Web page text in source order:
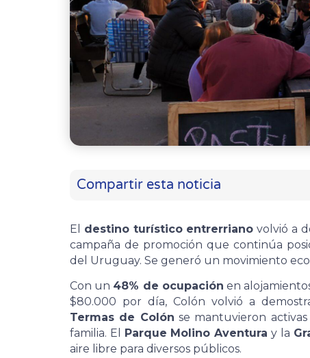
Compartir esta noticia
El destino turístico entrerriano volvió a
campaña de promoción que continúa
del Uruguay. Se generó un movimiento
Con un 48% de ocupación en
$80.000 por día, Colón volvió a
Termas de Colón se mantuvieron
familia. El Parque Molino Aventura y la
aire libre para diversos públicos.